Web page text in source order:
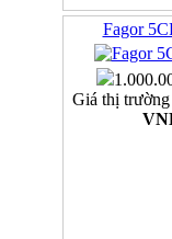
Fagor
Giá thị trường